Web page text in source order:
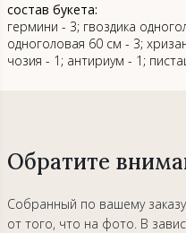
состав букета:
гермини - 3; гвоздика
одноголовая 60 см - 3;
чозия - 1; антириум - 1;
Обратите
Собранный по вашему
от того, что на фото. В